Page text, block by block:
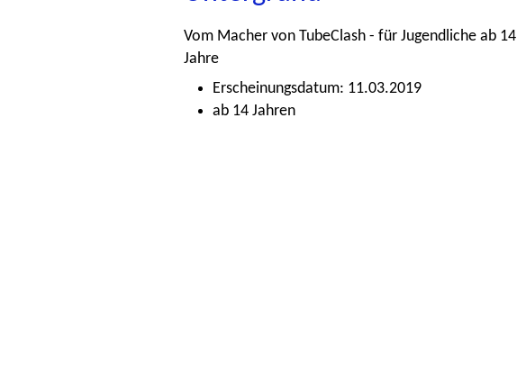
Vom Macher von TubeClash - für Jugendliche ab 14
Jahre
Erscheinungsdatum: 11.03.2019
ab 14 Jahren